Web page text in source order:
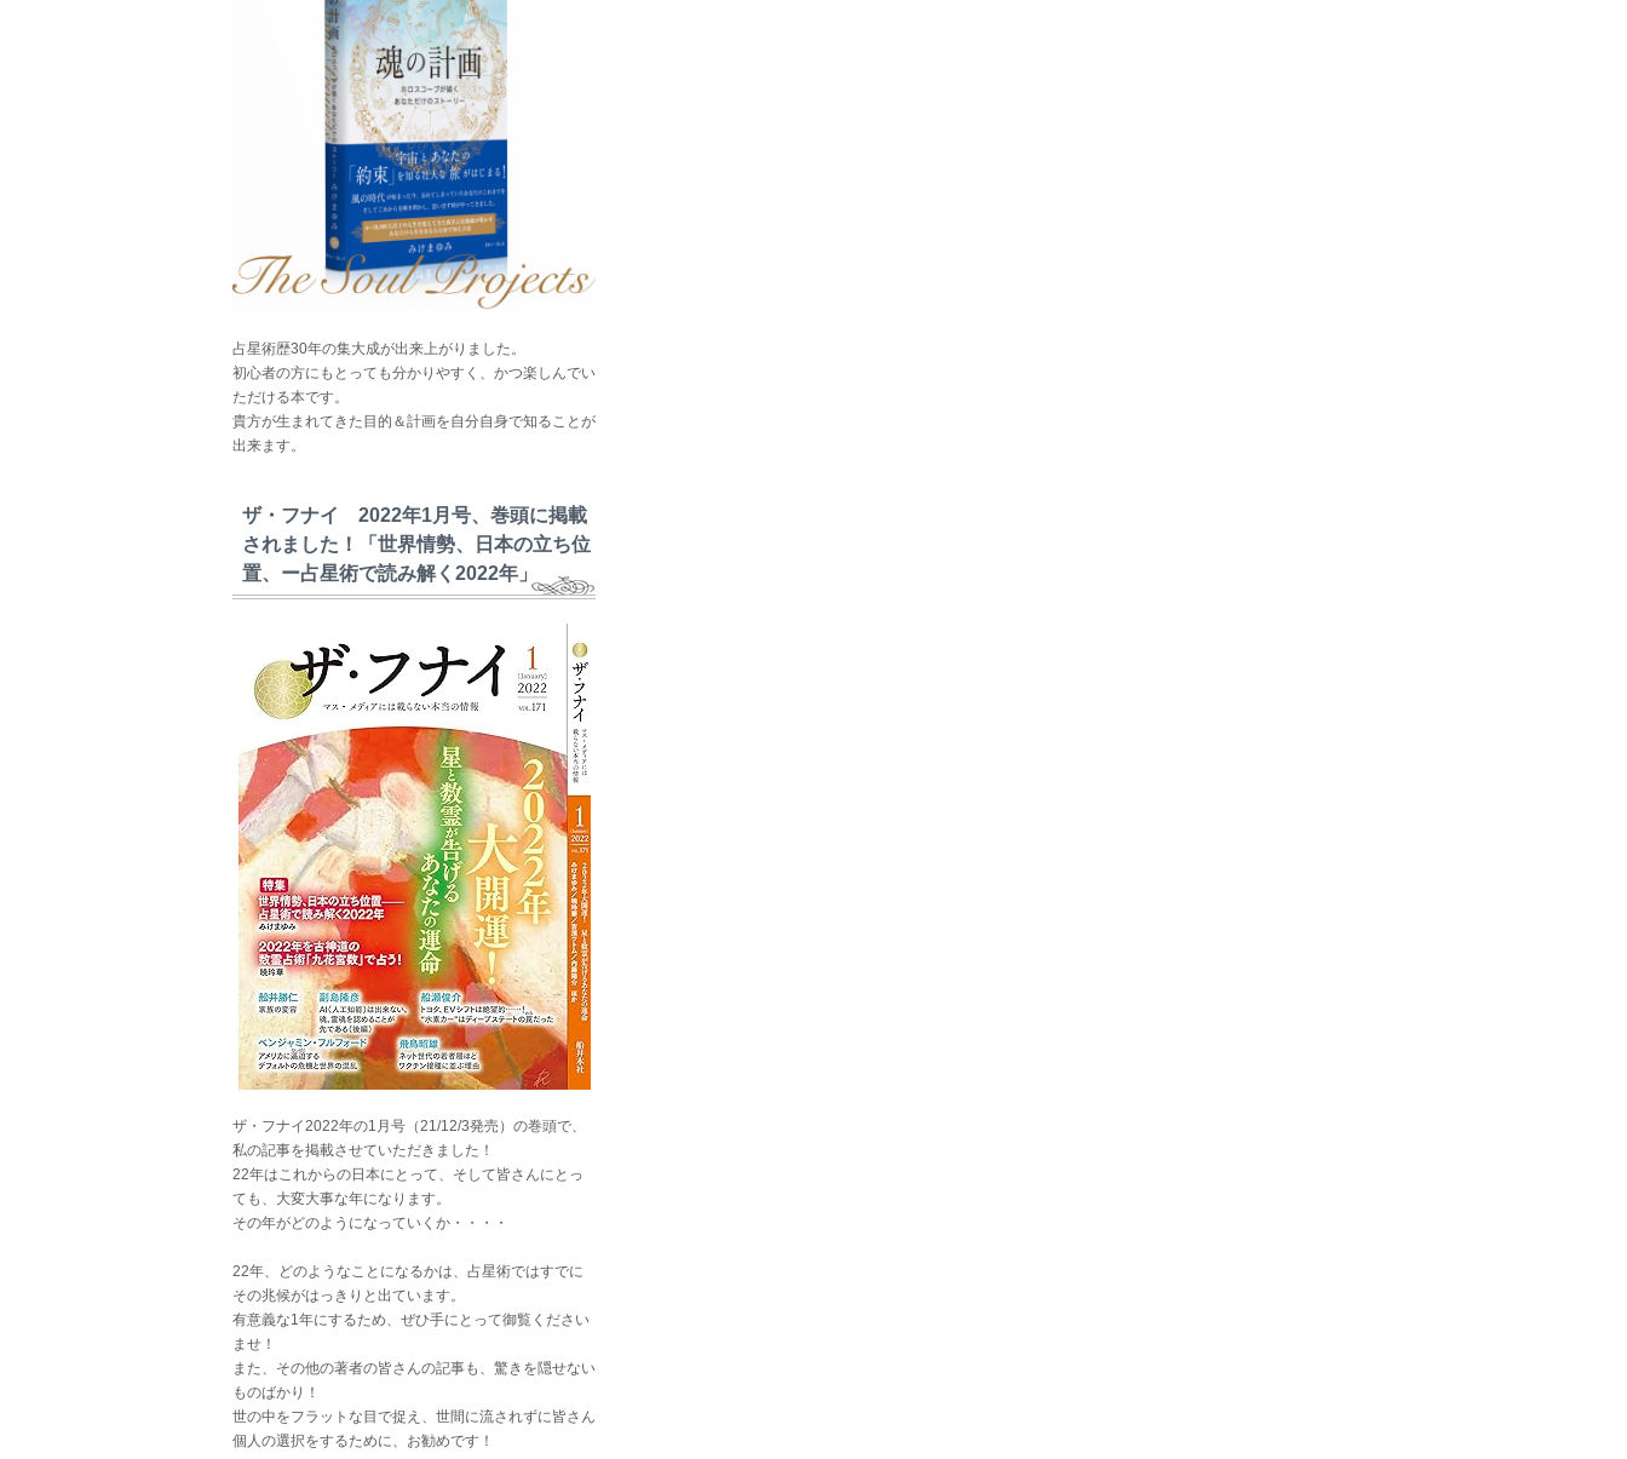
占星術歴30年の集大成が出来上がりました。
初心者の方にもとっても分かりやすく、かつ楽しんでい
ただける本です。
貴方が生まれてきた目的＆計画を自分自身で知ることが
出来ます。
ザ・フナイ 2022年1月号、巻頭に掲載
されました！「世界情勢、日本の立ち位
置、ー占星術で読み解く2022年」
ザ・フナイ2022年の1月号（21/12/3発売）の巻頭で、
私の記事を掲載させていただきました！
22年はこれからの日本にとって、そして皆さんにとっ
ても、大変大事な年になります。
その年がどのようになっていくか・・・・
22年、どのようなことになるかは、占星術ではすでに
その兆候がはっきりと出ています。
有意義な1年にするため、ぜひ手にとって御覧ください
ませ！
また、その他の著者の皆さんの記事も、驚きを隠せない
ものばかり！
世の中をフラットな目で捉え、世間に流されずに皆さん
個人の選択をするために、お勧めです！